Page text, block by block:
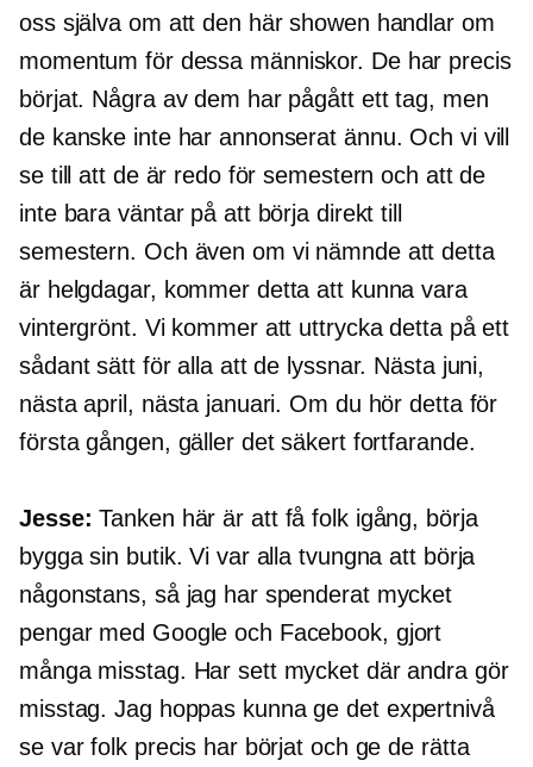
oss själva om att den här showen handlar om
momentum för dessa människor. De har precis
börjat. Några av dem har pågått ett tag, men
de kanske inte har annonserat ännu. Och vi vill
se till att de är redo för semestern och att de
inte bara väntar på att börja direkt till
semestern. Och även om vi nämnde att detta
är helgdagar, kommer detta att kunna vara
vintergrönt. Vi kommer att uttrycka detta på ett
sådant sätt för alla att de lyssnar. Nästa juni,
nästa april, nästa januari. Om du hör detta för
första gången, gäller det säkert fortfarande.
Jesse: Tanken här är att få folk igång, börja
bygga sin butik. Vi var alla tvungna att börja
någonstans, så jag har spenderat mycket
pengar med Google och Facebook, gjort
många misstag. Har sett mycket där andra gör
misstag. Jag hoppas kunna ge det expertnivå
se var folk precis har börjat och ge de rätta